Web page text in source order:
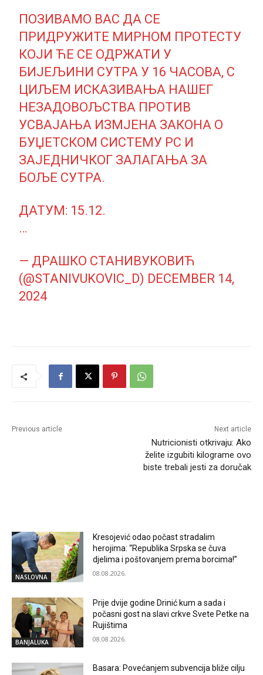
ПОЗИВАМО ВАС ДА СЕ
ПРИДРУЖИТЕ МИРНОМ ПРОТЕСТУ
КОЈИ ЋЕ СЕ ОДРЖАТИ У
БИЈЕЉИНИ СУТРА У 16 ЧАСОВА, С
ЦИЉЕМ ИСКАЗИВАЊА НАШЕГ
НЕЗАДОВОЉСТВА ПРОТИВ
УСВАЈАЊА ИЗМЈЕНА ЗАКОНА О
БУЏЕТСКОМ СИСТЕМУ РС И
ЗАЈЕДНИЧКОГ ЗАЛАГАЊА ЗА
БОЉЕ СУТРА.
ДАТУМ: 15.12.
…
— ДРАШКО СТАНИВУКОВИЋ
(@STANIVUKOVIC_D) DECEMBER 14,
2024
Previous article Next article
Nutricionisti otkrivaju: Ako
želite izgubiti kilograme ovo
biste trebali jesti za doručak
NASLOVNA
Kresojević odao počast stradalim
herojima: “Republika Srpska se čuva
djelima i poštovanjem prema borcima!”
08.08.2026.
BANJALUKA
Prije dvije godine Drinić kum a sada i
počasni gost na slavi crkve Svete Petke na
Rujištima
08.08.2026.
Basara: Povećanjem subvencija bliže cilju